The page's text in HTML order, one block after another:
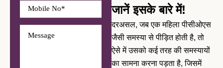
जानें इसके बारे में!
दरअसल, जब एक महिला पीसीओएस
जैसी समस्या से पीड़ित होती है, तो
ऐसे में उसको कई तरह की समस्यायों
का सामना करना पड़ता है, जिसमें